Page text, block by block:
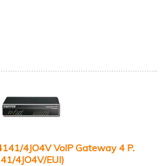
4JO4V VoIP Gateway 4 P.
4JO4V/EUI)